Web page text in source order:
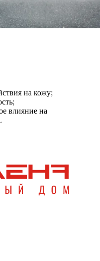
на кожу;
влияние на